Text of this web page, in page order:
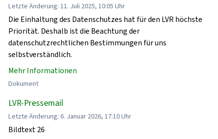
Letzte Änderung: 11. Juli 2025, 10:05 Uhr
Die Einhaltung des Datenschutzes hat für den LVR höchste
Priorität. Deshalb ist die Beachtung der
datenschutzrechtlichen Bestimmungen für uns
selbstverständlich.
Mehr Informationen
Dokument
LVR-Pressemail
Letzte Änderung: 6. Januar 2026, 17:10 Uhr
Bildtext 26